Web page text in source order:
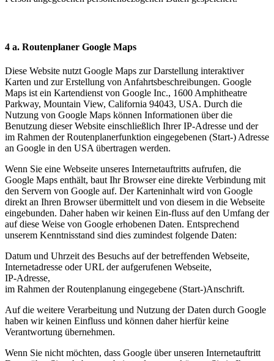
4 a. Routenplaner Google Maps
Diese Website nutzt Google Maps zur Darstellung interaktiver
Karten und zur Erstellung von Anfahrtsbeschreibungen. Google
Maps ist ein Kartendienst von Google Inc., 1600 Amphitheatre
Parkway, Mountain View, California 94043, USA. Durch die
Nutzung von Google Maps können Informationen über die
Benutzung dieser Website einschließlich Ihrer IP-Adresse und der
im Rahmen der Routenplanerfunktion eingegebenen (Start-) Adresse
an Google in den USA übertragen werden.
Wenn Sie eine Webseite unseres Internetauftritts aufrufen, die
Google Maps enthält, baut Ihr Browser eine direkte Verbindung mit
den Servern von Google auf. Der Karteninhalt wird von Google
direkt an Ihren Browser übermittelt und von diesem in die Webseite
eingebunden. Daher haben wir keinen Ein-fluss auf den Umfang der
auf diese Weise von Google erhobenen Daten. Entsprechend
unserem Kenntnisstand sind dies zumindest folgende Daten:
Datum und Uhrzeit des Besuchs auf der betreffenden Webseite,
Internetadresse oder URL der aufgerufenen Webseite,
IP-Adresse,
im Rahmen der Routenplanung eingegebene (Start-)Anschrift.
Auf die weitere Verarbeitung und Nutzung der Daten durch Google
haben wir keinen Einfluss und können daher hierfür keine
Verantwortung übernehmen.
Wenn Sie nicht möchten, dass Google über unseren Internetauftritt